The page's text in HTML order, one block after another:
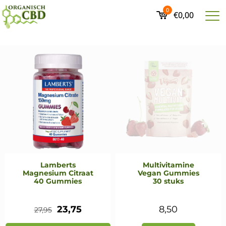
0 €0,00
Lamberts
Magnesium Citraat
40 Gummies
27,95 Oorspronkelijke
23,75Huidige
Multivitamine
Vegan Gummies
30 stuks
8,50